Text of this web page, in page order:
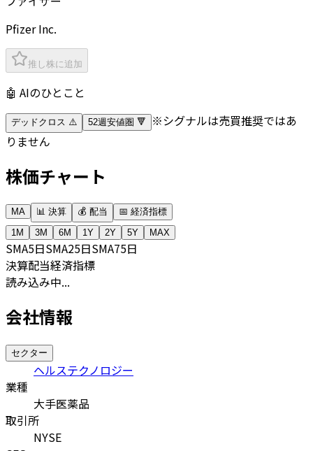
Pfizer Inc.
推し株に追加
🤖 AIのひとこと
デッドクロス ⚠️ 52週安値圏 🔻
※シグナルは売買推奨ではあ
りません
株価チャート
MA 📊 決算 💰 配当
📅 経済指標
1M
3M 6M 1Y 2Y 5Y MAX
SMA5日SMA25日SMA75日
決算配当経済指標
読み込み中...
会社情報
セクター
ヘルステクノロジー
業種
大手医薬品
取引所
NYSE